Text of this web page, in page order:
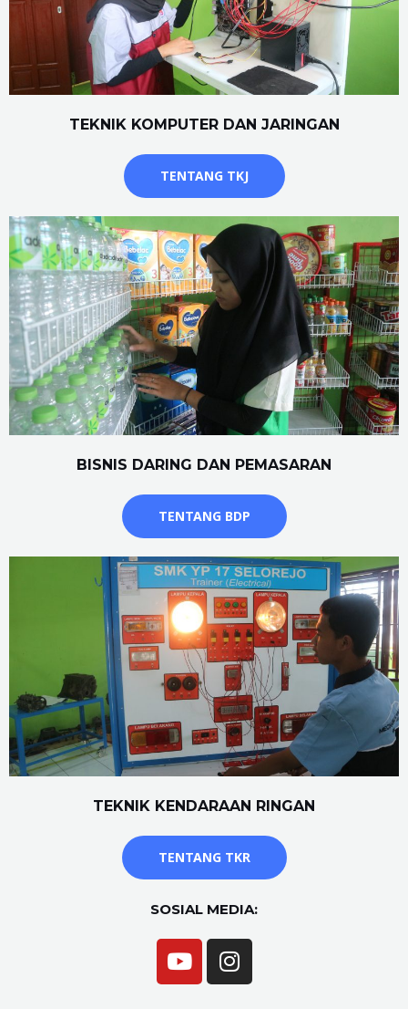
TEKNIK KOMPUTER DAN JARINGAN
TENTANG TKJ
BISNIS DARING DAN PEMASARAN
TENTANG BDP
TEKNIK KENDARAAN RINGAN
TENTANG TKR
SOSIAL MEDIA: